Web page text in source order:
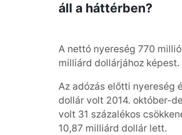
áll a háttérben?
A nettó nyereség 770
milliárd dollárjához képest.
Az adózás előtti nyereség
dollár volt 2014. október-
volt 31 százalékos
10,87 milliárd dollár lett.